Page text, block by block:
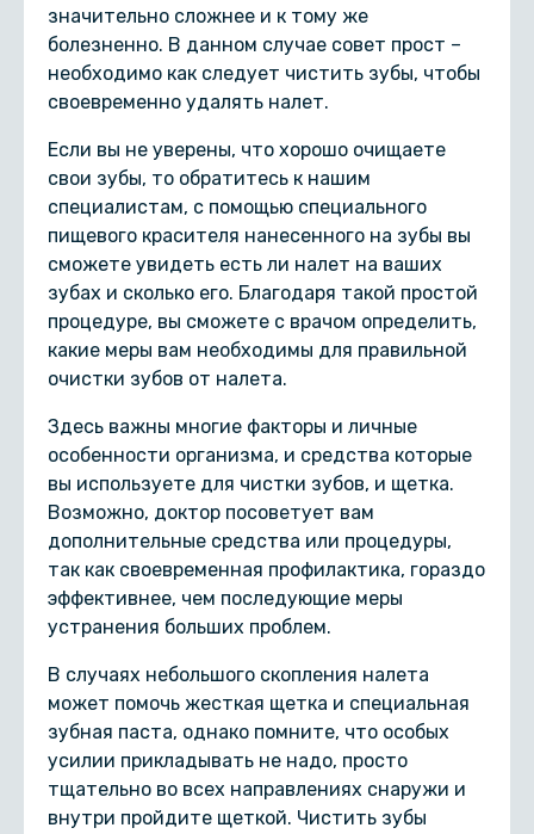
значительно сложнее и к тому же
болезненно. В данном случае совет прост –
необходимо как следует чистить зубы, чтобы
своевременно удалять налет.
Если вы не уверены, что хорошо очищаете
свои зубы, то обратитесь к нашим
специалистам, с помощью специального
пищевого красителя нанесенного на зубы вы
сможете увидеть есть ли налет на ваших
зубах и сколько его. Благодаря такой простой
процедуре, вы сможете с врачом определить,
какие меры вам необходимы для правильной
очистки зубов от налета.
Здесь важны многие факторы и личные
особенности организма, и средства которые
вы используете для чистки зубов, и щетка.
Возможно, доктор посоветует вам
дополнительные средства или процедуры,
так как своевременная профилактика, гораздо
эффективнее, чем последующие меры
устранения больших проблем.
В случаях небольшого скопления налета
может помочь жесткая щетка и специальная
зубная паста, однако помните, что особых
усилии прикладывать не надо, просто
тщательно во всех направлениях снаружи и
внутри пройдите щеткой. Чистить зубы